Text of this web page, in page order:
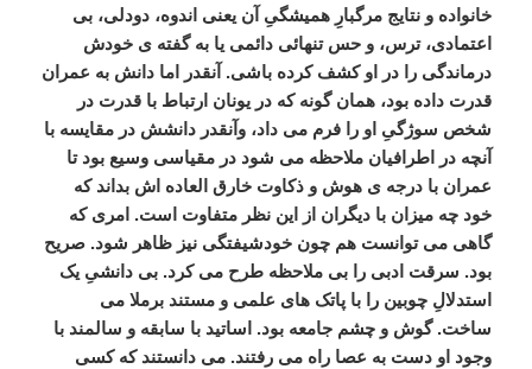
خانواده و نتایج مرگبارِ همیشگیِ آن یعنی اندوه، دودلی، بی
اعتمادی، ترس، و حس تنهائی دائمی یا به گفته ی خودش
درماندگی را در او کشف کرده باشی. آنقدر اما دانش به عمران
قدرت داده بود، همان گونه که در یونان ارتباط با قدرت در
شخص سوژگیِ او را فرم می داد، وآنقدر دانشش در مقایسه با
آنچه در اطرافیان ملاحظه می شود در مقیاسی وسیع بود تا
عمران با درجه ی هوش و ذکاوت خارق العاده اش بداند که
خود چه میزان با دیگران از این نظر متفاوت است. امری که
گاهی می توانست هم چون خودشیفتگی نیز ظاهر شود.صریح
بود. سرقت ادبی را بی ملاحظه طرح می کرد.بی دانشیِ یک
استدلالِ چوبین را با پاتک های علمی و مستند برملا می
ساخت.گوش و چشم جامعه بود. اساتید با سابقه و سالمند با
وجود او دست به عصا راه می رفتند.می دانستند که کسی